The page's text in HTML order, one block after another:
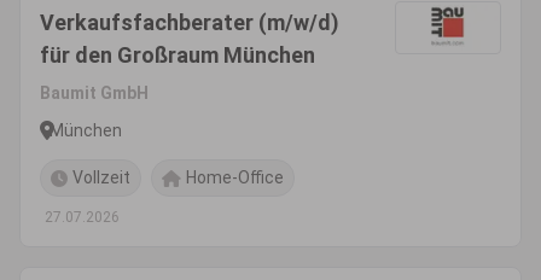
Verkaufsfachberater (m/w/d)
für den Großraum München
Baumit GmbH
München
Vollzeit Home-Office
27.07.2026